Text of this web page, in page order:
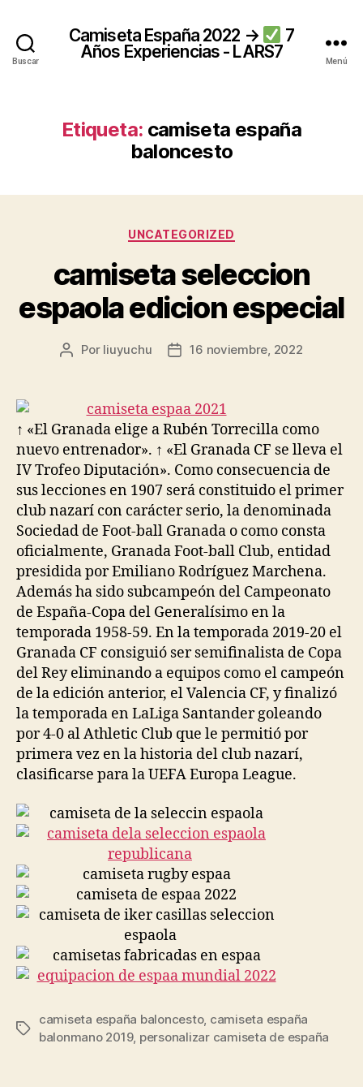
Buscar
Camiseta España 2022 →
7
Años Experiencias - LARS7
Menú
Etiqueta: camiseta españa
baloncesto
Categorías
UNCATEGORIZED
camiseta seleccion
espaola edicion especial
Autor
entrada
Por liuyuchu
Fecha
entrada
16 noviembre, 2022
↑ «El Granada elige a Rubén Torrecilla como
nuevo entrenador». ↑ «El Granada CF se lleva el
IV Trofeo Diputación». Como consecuencia de
sus lecciones en 1907 será constituido el primer
club nazarí con carácter serio, la denominada
Sociedad de Foot-ball Granada o como consta
oficialmente, Granada Foot-ball Club, entidad
presidida por Emiliano Rodríguez Marchena.
Además ha sido subcampeón del Campeonato
de España-Copa del Generalísimo en la
temporada 1958-59. En la temporada 2019-20 el
Granada CF consiguió ser semifinalista de Copa
del Rey eliminando a equipos como el campeón
de la edición anterior, el Valencia CF, y finalizó
la temporada en LaLiga Santander goleando
por 4-0 al Athletic Club que le permitió por
primera vez en la historia del club nazarí,
clasificarse para la UEFA Europa League.
Etiquetas
camiseta españa baloncesto, camiseta españa
balonmano 2019, personalizar camiseta de españa